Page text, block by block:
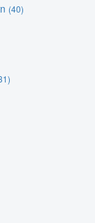
(40)